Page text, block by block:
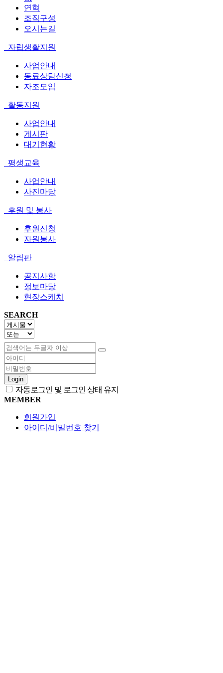
연혁
조직구성
오시는길
자립생활지원
사업안내
동료상담신청
자조모임
활동지원
사업안내
게시판
대기현황
평생교육
사업안내
사진마당
후원 및 봉사
후원신청
자원봉사
알림판
공지사항
정보마당
현장스케치
SEARCH
Login
자동로그인 및 로그인 상태 유지
MEMBER
회원가입
아이디/비밀번호 찾기